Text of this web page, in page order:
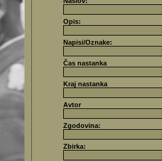
Opis:
Napisi/Oznake:
Čas nastanka
Kraj nastanka
Avtor
Zgodovina:
Zbirka: